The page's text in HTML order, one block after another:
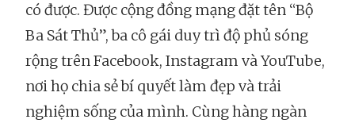
có được. Được cộng đồng mạng đặt tên “Bộ
Ba Sát Thủ”, ba cô gái duy trì độ phủ sóng
rộng trên Facebook, Instagram và YouTube,
nơi họ chia sẻ bí quyết làm đẹp và trải
nghiệm sống của mình. Cùng hàng ngàn